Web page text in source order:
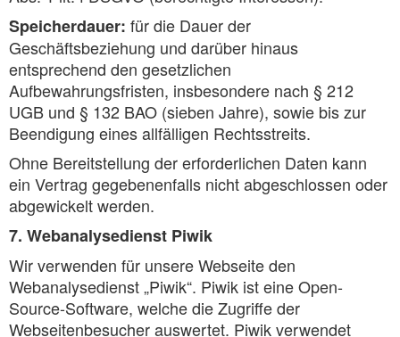
Speicherdauer: für die Dauer der
Geschäftsbeziehung und darüber hinaus
entsprechend den gesetzlichen
Aufbewahrungsfristen, insbesondere nach § 212
UGB und § 132 BAO (sieben Jahre), sowie bis zur
Beendigung eines allfälligen Rechtsstreits.
Ohne Bereitstellung der erforderlichen Daten kann
ein Vertrag gegebenenfalls nicht abgeschlossen oder
abgewickelt werden.
7. Webanalysedienst Piwik
Wir verwenden für unsere Webseite den
Webanalysedienst „Piwik“. Piwik ist eine Open-
Source-Software, welche die Zugriffe der
Webseitenbesucher auswertet. Piwik verwendet